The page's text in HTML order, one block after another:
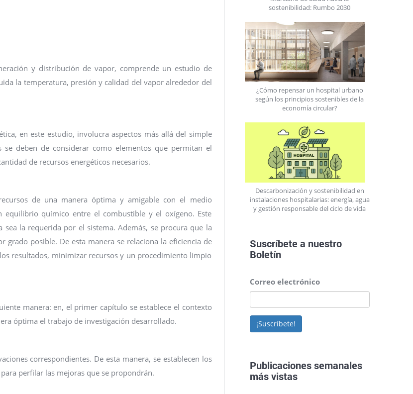
y distribución de vapor, comprende un estudio de
la temperatura, presión y calidad del vapor alrededor del
en este estudio, involucra aspectos más allá del simple
deben de considerar como elementos que permitan el
de recursos energéticos necesarios.
de una manera óptima y amigable con el medio
equilibrio químico entre el combustible y el oxígeno. Este
la requerida por el sistema. Además, se procura que la
grado posible. De esta manera se relaciona la eficiencia de
resultados, minimizar recursos y un procedimiento limpio
manera: en, el primer capítulo se establece el contexto
óptima el trabajo de investigación desarrollado.
correspondientes. De esta manera, se establecen los
perfilar las mejoras que se propondrán.
sostenibilidad: Rumbo 2030
¿Cómo repensar un hospital urbano
según los principios sostenibles de la
economía circular?
Descarbonización y sostenibilidad en
instalaciones hospitalarias: energía, agua
y gestión responsable del ciclo de vida
Suscríbete a nuestro
Boletín
Correo electrónico
¡Suscríbete!
Publicaciones semanales
más vistas